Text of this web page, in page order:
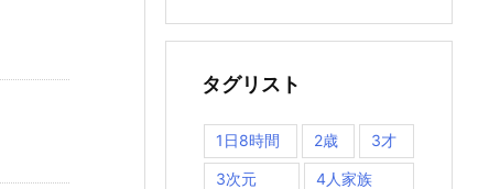
タグリスト
1日8時間 2歳 3才
3次元 4人家族